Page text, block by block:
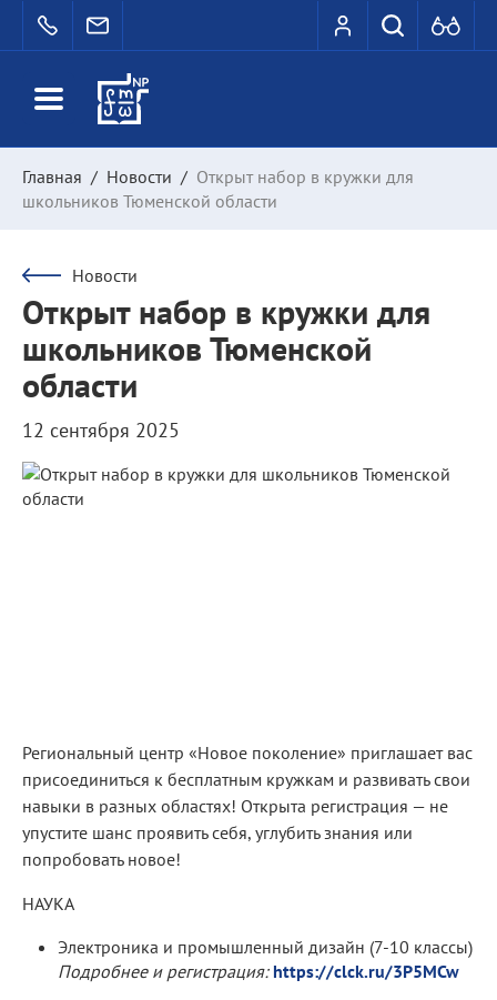
Главная / Новости / Открыт набор в кружки для
школьников Тюменской области
Новости
Открыт набор в кружки для
школьников Тюменской
области
12 сентября 2025
Региональный центр «Новое поколение» приглашает вас
присоединиться к бесплатным кружкам и развивать свои
навыки в разных областях! Открыта регистрация — не
упустите шанс проявить себя, углубить знания или
попробовать новое!
НАУКА
Электроника и промышленный дизайн (7-10 классы)
Подробнее и регистрация: https://clck.ru/3P5MCw